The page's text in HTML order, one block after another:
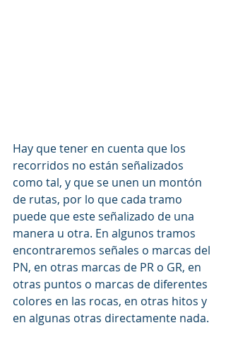
Hay que tener en cuenta que los
recorridos no están señalizados
como tal, y que se unen un montón
de rutas, por lo que cada tramo
puede que este señalizado de una
manera u otra. En algunos tramos
encontraremos señales o marcas del
PN, en otras marcas de PR o GR, en
otras puntos o marcas de diferentes
colores en las rocas, en otras hitos y
en algunas otras directamente nada.